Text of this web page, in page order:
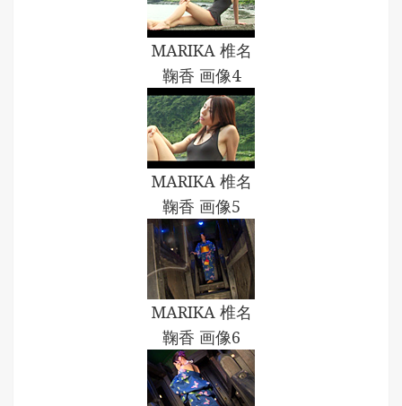
MARIKA 椎名
鞠香 画像4
MARIKA 椎名
鞠香 画像5
MARIKA 椎名
鞠香 画像6